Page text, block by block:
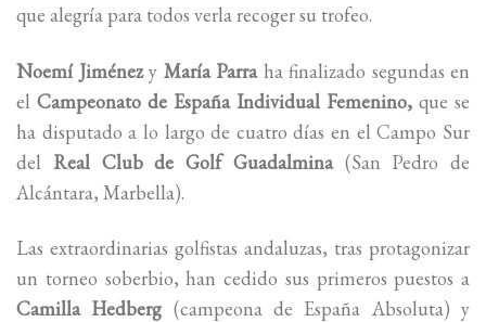
que alegría para todos verla recoger su trofeo.
Noemí Jiménezy María Parra ha finalizado segundas en
el Campeonato de España Individual Femenino, que se
ha disputado a lo largo de cuatro días en el Campo Sur
del Real Club de Golf Guadalmina(San Pedro de
Alcántara, Marbella).
Las extraordinarias golfistas andaluzas, tras protagonizar
un torneo soberbio, han cedido sus primeros puestos a
Camilla Hedberg (campeona de España Absoluta) y